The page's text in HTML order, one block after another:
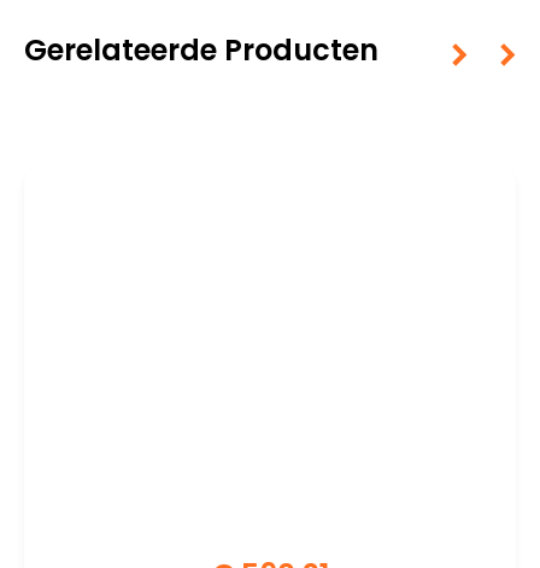
Gerelateerde Producten